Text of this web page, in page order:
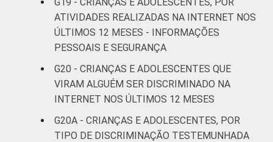
ATIVIDADES REALIZADAS NA INTERNET NOS
ÚLTIMOS 12 MESES - INFORMAÇÕES
PESSOAIS E SEGURANÇA
G20 - CRIANÇAS E ADOLESCENTES QUE
VIRAM ALGUÉM SER DISCRIMINADO NA
INTERNET NOS ÚLTIMOS 12 MESES
G20A - CRIANÇAS E ADOLESCENTES, POR
TIPO DE DISCRIMINAÇÃO TESTEMUNHADA